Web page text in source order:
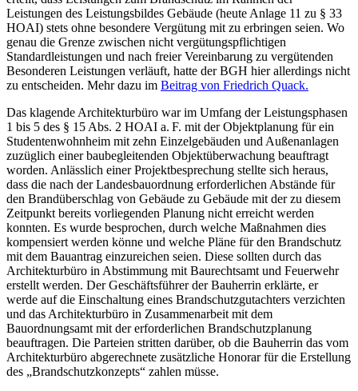
Leistungen des Leistungsbildes Gebäude (heute Anlage 11 zu § 33
HOAI) stets ohne besondere Vergütung mit zu erbringen seien. Wo
genau die Grenze zwischen nicht vergütungspflichtigen
Standardleistungen und nach freier Vereinbarung zu vergütenden
Besonderen Leistungen verläuft, hatte der BGH hier allerdings nicht
zu entscheiden. Mehr dazu im Beitrag von Friedrich Quack.
Das klagende Architekturbüro war im Umfang der Leistungsphasen
1 bis 5 des § 15 Abs. 2 HOAI a. F. mit der Objektplanung für ein
Studentenwohnheim mit zehn Einzelgebäuden und Außenanlagen
zuzüglich einer baubegleitenden Objektüberwachung beauftragt
worden. Anlässlich einer Projektbesprechung stellte sich heraus,
dass die nach der Landesbauordnung erforderlichen Abstände für
den Brandüberschlag von Gebäude zu Gebäude mit der zu diesem
Zeitpunkt bereits vorliegenden Planung nicht erreicht werden
konnten. Es wurde besprochen, durch welche Maßnahmen dies
kompensiert werden könne und welche Pläne für den Brandschutz
mit dem Bauantrag einzureichen seien. Diese sollten durch das
Architekturbüro in Abstimmung mit Baurechtsamt und Feuerwehr
erstellt werden. Der Geschäftsführer der Bauherrin erklärte, er
werde auf die Einschaltung eines Brandschutzgutachters verzichten
und das Architekturbüro in Zusammenarbeit mit dem
Bauordnungsamt mit der erforderlichen Brandschutzplanung
beauftragen. Die Parteien stritten darüber, ob die Bauherrin das vom
Architekturbüro abgerechnete zusätzliche Honorar für die Erstellung
des „Brandschutzkonzepts“ zahlen müsse.